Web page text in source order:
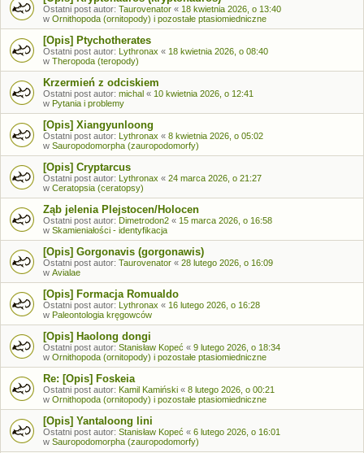
Ostatni post autor: Taurovenator « 18 kwietnia 2026, o 13:40
w Ornithopoda (ornitopody) i pozostałe ptasiomiedniczne
[Opis] Ptychotherates
Ostatni post autor: Lythronax « 18 kwietnia 2026, o 08:40
w Theropoda (teropody)
Krzermień z odciskiem
Ostatni post autor: michal « 10 kwietnia 2026, o 12:41
w Pytania i problemy
[Opis] Xiangyunloong
Ostatni post autor: Lythronax « 8 kwietnia 2026, o 05:02
w Sauropodomorpha (zauropodomorfy)
[Opis] Cryptarcus
Ostatni post autor: Lythronax « 24 marca 2026, o 21:27
w Ceratopsia (ceratopsy)
Ząb jelenia Plejstocen/Holocen
Ostatni post autor: Dimetrodon2 « 15 marca 2026, o 16:58
w Skamieniałości - identyfikacja
[Opis] Gorgonavis (gorgonawis)
Ostatni post autor: Taurovenator « 28 lutego 2026, o 16:09
w Avialae
[Opis] Formacja Romualdo
Ostatni post autor: Lythronax « 16 lutego 2026, o 16:28
w Paleontologia kręgowców
[Opis] Haolong dongi
Ostatni post autor: Stanisław Kopeć « 9 lutego 2026, o 18:34
w Ornithopoda (ornitopody) i pozostałe ptasiomiedniczne
Re: [Opis] Foskeia
Ostatni post autor: Kamil Kamiński « 8 lutego 2026, o 00:21
w Ornithopoda (ornitopody) i pozostałe ptasiomiedniczne
[Opis] Yantaloong lini
Ostatni post autor: Stanisław Kopeć « 6 lutego 2026, o 16:01
w Sauropodomorpha (zauropodomorfy)